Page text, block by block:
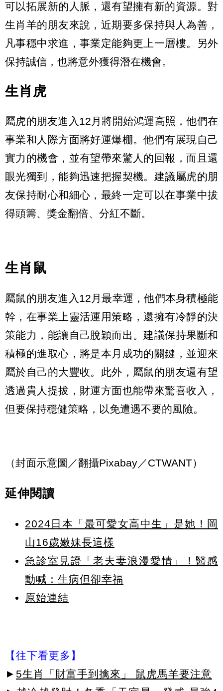
可以拓展新的人脈，還有望擁有新的資源。對
生肖羊的朋友來說，近期要多保持與人為善，
凡事穩中求進，事業定能夠更上一層樓。另外
保持誠信，也將意外獲得潛在機會。
生肖虎
屬虎的朋友進入12月將開始鴻運高照，他們在
事業和人際方面將好運爆棚。他們有展現自己
實力的機會，並有望帶來驚人的回報，而且還
眼光獨到，能夠迅速把握契機。建議屬虎的朋
友保持耐心和細心，最終一定可以在事業中拔
得頭籌、獎金翻倍、分紅不斷。
生肖鼠
屬鼠的朋友進入12月最幸運，他們本身積極能
幹，在事業上靈活運用策略，還擁有冷靜的決
策能力，能讓自己脫穎而出。建議保持果斷和
積極的進取心，將是本月成功的關鍵，並迎來
屬於自己的大豐收。此外，屬鼠的朋友還有望
透過貴人提拔，財運方面也能帶來驚喜收入，
但要保持穩健策略，以免遭遇不要的風險。
（封面示意圖／翻攝Pixabay／CTWANT）
延伸閱讀
2024日本「最可愛女高中生」是她！岡
山16歲嫩妹長這樣
急診室見證「老夫妻浪漫愛情」！醫感
動喊：生病但卻幸福
原始連結
【往下看更多】
► 5生肖「財富手到擒來」 鼠虎馬羊要注意